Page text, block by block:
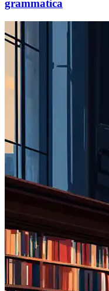
grammatica